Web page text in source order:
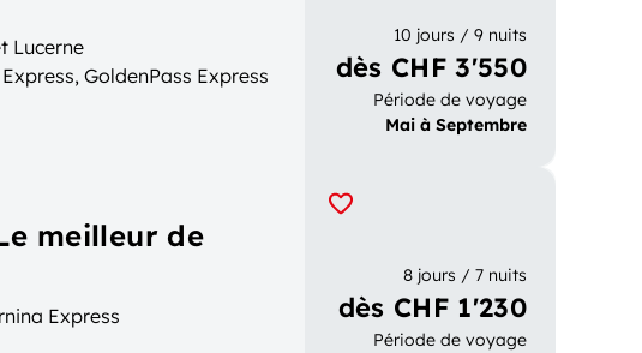
Lucerne
GoldenPass Express
10 jours / 9 nuits
dès CHF 3'550
Période de voyage
Mai à Septembre
meilleur de
Express
8 jours / 7 nuits
dès CHF 1'230
Période de voyage